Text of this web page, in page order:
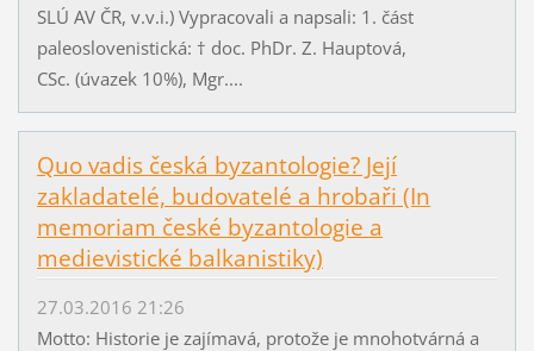
SLÚ AV ČR, v.v.i.) Vypracovali a napsali: 1. část
paleoslovenistická: † doc. PhDr. Z. Hauptová,
CSc. (úvazek 10%), Mgr....
Quo vadis česká byzantologie? Její
zakladatelé, budovatelé a hrobaři (In
memoriam české byzantologie a
medievistické balkanistiky)
27.03.2016 21:26
Motto: Historie je zajímavá, protože je mnohotvárná a